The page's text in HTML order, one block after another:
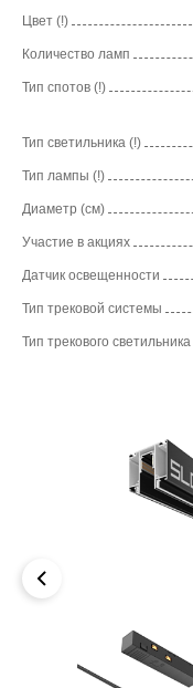
Цвет (!)
Количество ламп
Тип спотов (!)
Тип светильника (!)
Тип лампы (!)
Диаметр (см)
Участие в акциях
Датчик освещенности
Тип трековой системы
Тип трекового светильника